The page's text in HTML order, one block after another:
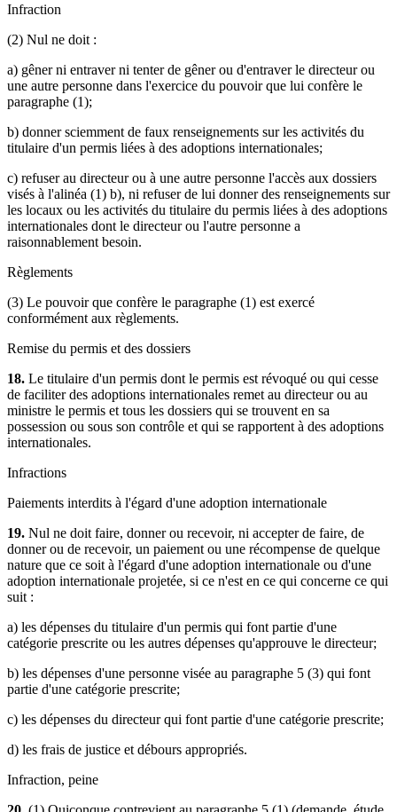
Infraction
(2) Nul ne doit :
a) gêner ni entraver ni tenter de gêner ou d'entraver le directeur ou
une autre personne dans l'exercice du pouvoir que lui confère le
paragraphe (1);
b) donner sciemment de faux renseignements sur les activités du
titulaire d'un permis liées à des adoptions internationales;
c) refuser au directeur ou à une autre personne l'accès aux dossiers
visés à l'alinéa (1) b), ni refuser de lui donner des renseignements sur
les locaux ou les activités du titulaire du permis liées à des adoptions
internationales dont le directeur ou l'autre personne a
raisonnablement besoin.
Règlements
(3) Le pouvoir que confère le paragraphe (1) est exercé
conformément aux règlements.
Remise du permis et des dossiers
18. Le titulaire d'un permis dont le permis est révoqué ou qui cesse
de faciliter des adoptions internationales remet au directeur ou au
ministre le permis et tous les dossiers qui se trouvent en sa
possession ou sous son contrôle et qui se rapportent à des adoptions
internationales.
Infractions
Paiements interdits à l'égard d'une adoption internationale
19. Nul ne doit faire, donner ou recevoir, ni accepter de faire, de
donner ou de recevoir, un paiement ou une récompense de quelque
nature que ce soit à l'égard d'une adoption internationale ou d'une
adoption internationale projetée, si ce n'est en ce qui concerne ce qui
suit :
a) les dépenses du titulaire d'un permis qui font partie d'une
catégorie prescrite ou les autres dépenses qu'approuve le directeur;
b) les dépenses d'une personne visée au paragraphe 5 (3) qui font
partie d'une catégorie prescrite;
c) les dépenses du directeur qui font partie d'une catégorie prescrite;
d) les frais de justice et débours appropriés.
Infraction, peine